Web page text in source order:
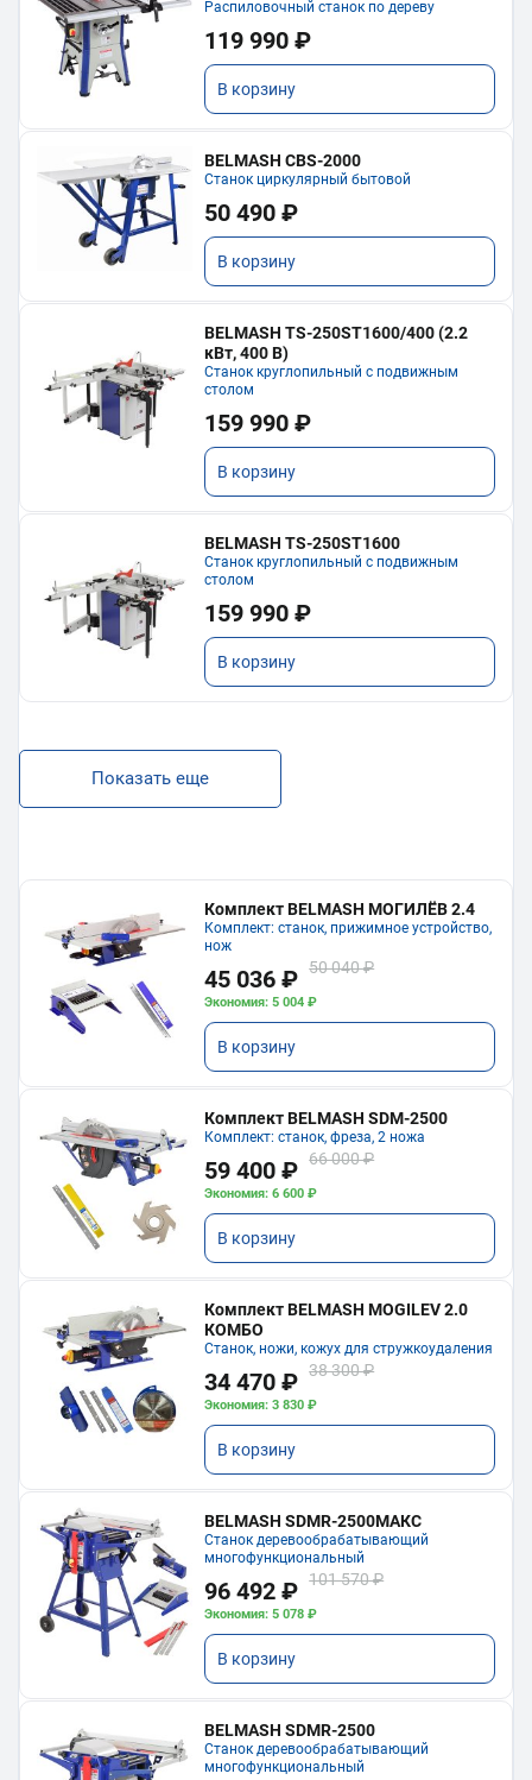
Распиловочный станок по дереву
119 990 ₽
В корзину
BELMASH CBS-2000
Станок циркулярный бытовой
50 490 ₽
В корзину
BELMASH TS-250ST1600/400 (2.2
кВт, 400 В)
Станок круглопильный с подвижным
столом
159 990 ₽
В корзину
BELMASH TS-250ST1600
Станок круглопильный с подвижным
столом
159 990 ₽
В корзину
Показать еще
Комплект BELMASH МОГИЛЁВ 2.4
Комплект: станок, прижимное устройство,
нож
45 036 ₽ 50 040 ₽
Экономия: 5 004 ₽
В корзину
Комплект BELMASH SDM-2500
Комплект: станок, фреза, 2 ножа
59 400 ₽ 66 000 ₽
Экономия: 6 600 ₽
В корзину
Комплект BELMASH MOGILEV 2.0
КОМБО
Станок, ножи, кожух для стружкоудаления
34 470 ₽ 38 300 ₽
Экономия: 3 830 ₽
В корзину
BELMASH SDMR-2500МАКС
Станок деревообрабатывающий
многофункциональный
96 492 ₽ 101 570 ₽
Экономия: 5 078 ₽
В корзину
BELMASH SDMR-2500
Станок деревообрабатывающий
многофункциональный